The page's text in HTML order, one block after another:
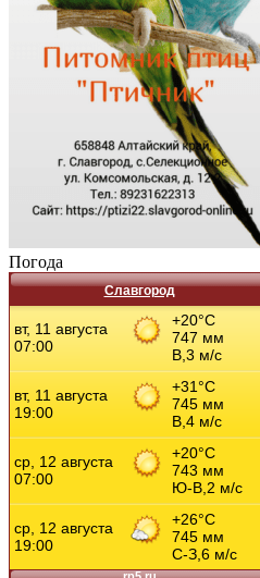
Погода
Славгород